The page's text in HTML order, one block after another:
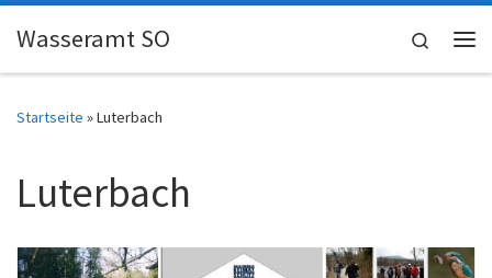
Skip to content
Wasseramt SO
Search
Startseite »Luterbach
Luterbach